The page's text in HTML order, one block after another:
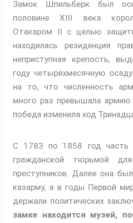
Замок Шпильберк был
половине XIII века
Отакаром II с целью
находилась резиденция
неприступная крепость,
году четырёхмесячную
на то, что численность
много раз превышала армию
победа изменила ход
С 1783 по 1858 год часть
гражданской тюрьмой
преступников. Далее она
казарму, а в годы Первой
держали политических
замке находится музей,